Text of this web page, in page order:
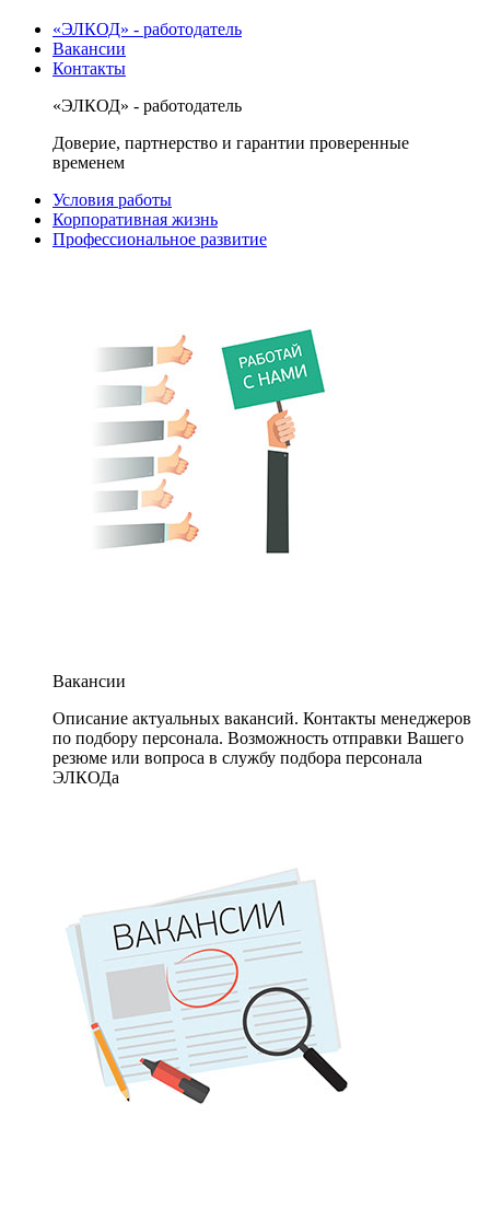
«ЭЛКОД» - работодатель
Вакансии
Контакты
«ЭЛКОД» - работодатель
Доверие, партнерство и гарантии проверенные
временем
Условия работы
Корпоративная жизнь
Профессиональное развитие
Вакансии
Описание актуальных вакансий. Контакты менеджеров
по подбору персонала. Возможность отправки Вашего
резюме или вопроса в службу подбора персонала
ЭЛКОДа